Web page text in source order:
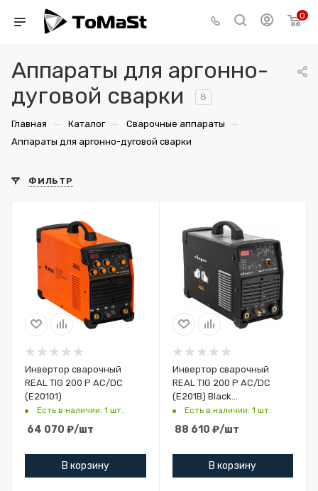
0
Аппараты для аргонно-
дуговой сварки
8
Главная — Каталог — Сварочные аппараты —
Аппараты для аргонно-дуговой сварки
ФИЛЬТР
Инвертор сварочный
REAL TIG 200 P AC/DC
(E20101)
Есть в наличии: 1 шт.
64 070 ₽/шт
В корзину
Инвертор сварочный
REAL TIG 200 P AC/DC
(E201B) Black
(маска+педаль+перчатки)
Есть в наличии: 1 шт.
88 610 ₽/шт
В корзину